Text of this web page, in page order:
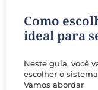
Como
ideal para
Neste guia, você
escolher o
Vamos abordar